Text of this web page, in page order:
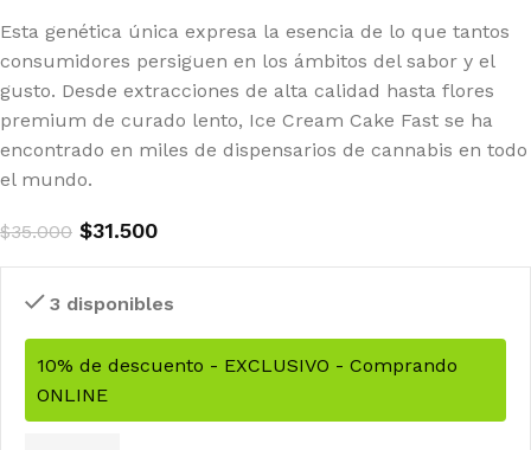
Esta genética única expresa la esencia de lo que tantos
consumidores persiguen en los ámbitos del sabor y el
gusto. Desde extracciones de alta calidad hasta flores
premium de curado lento, Ice Cream Cake Fast se ha
encontrado en miles de dispensarios de cannabis en todo
el mundo.
$35.000 $31.500
3 disponibles
10% de descuento - EXCLUSIVO - Comprando
ONLINE